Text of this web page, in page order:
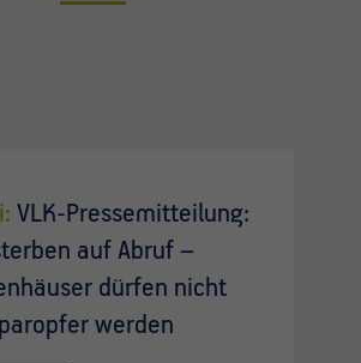
VLK-Pressemitteilung:
auf Abruf –
dürfen nicht
werden